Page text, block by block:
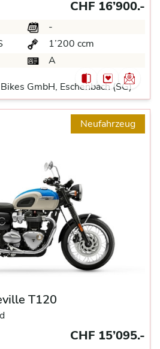
CHF 16’900.-
-
1’200 ccm
A
GmbH, Eschenbach (SG)
Neufahrzeug
T120
CHF 15’095.-